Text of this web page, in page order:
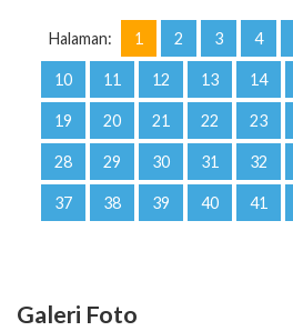
Halaman: 1 2 3 4
10 11 12 13 14
19 20 21 22 23
28 29 30 31 32
37 38 39 40 41
Galeri Foto